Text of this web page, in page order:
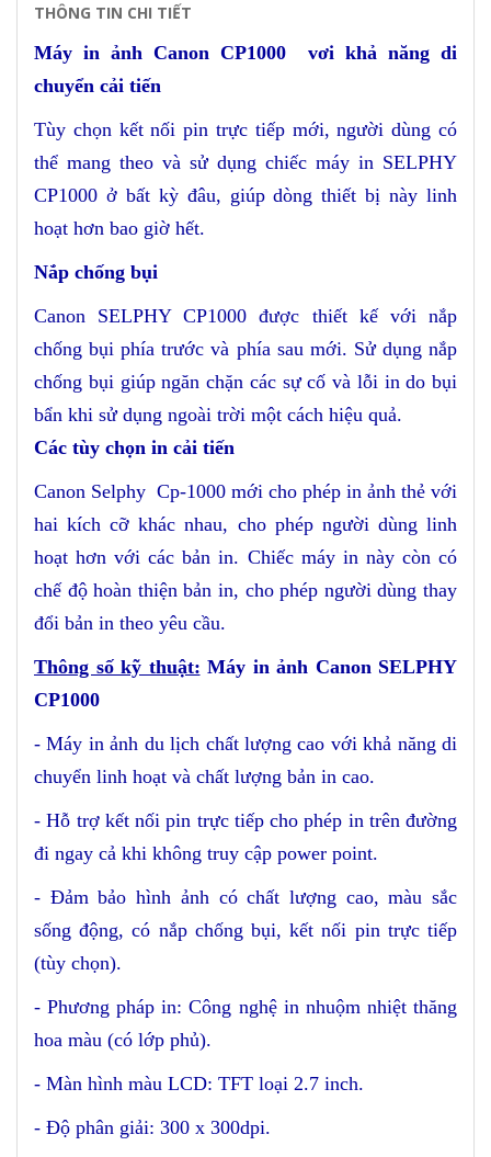
THÔNG TIN CHI TIẾT
Máy in ảnh Canon CP1000 vơi khả năng di
chuyển cải tiến
Tùy chọn kết nối pin trực tiếp mới, người dùng có
thể mang theo và sử dụng chiếc máy in SELPHY
CP1000 ở bất kỳ đâu, giúp dòng thiết bị này linh
hoạt hơn bao giờ hết.
Nắp chống bụi
Canon SELPHY CP1000 được thiết kế với nắp
chống bụi phía trước và phía sau mới. Sử dụng nắp
chống bụi giúp ngăn chặn các sự cố và lỗi in do bụi
bẩn khi sử dụng ngoài trời một cách hiệu quả.
Các tùy chọn in cải tiến
Canon Selphy Cp-1000 mới cho phép in ảnh thẻ với
hai kích cỡ khác nhau, cho phép người dùng linh
hoạt hơn với các bản in. Chiếc máy in này còn có
chế độ hoàn thiện bản in, cho phép người dùng thay
đổi bản in theo yêu cầu.
Thông số kỹ thuật: Máy in ảnh Canon SELPHY
CP1000
- Máy in ảnh du lịch chất lượng cao với khả năng di
chuyển linh hoạt và chất lượng bản in cao.
- Hỗ trợ kết nối pin trực tiếp cho phép in trên đường
đi ngay cả khi không truy cập power point.
- Đảm bảo hình ảnh có chất lượng cao, màu sắc
sống động, có nắp chống bụi, kết nối pin trực tiếp
(tùy chọn).
- Phương pháp in: Công nghệ in nhuộm nhiệt thăng
hoa màu (có lớp phủ).
- Màn hình màu LCD: TFT loại 2.7 inch.
- Độ phân giải: 300 x 300dpi.